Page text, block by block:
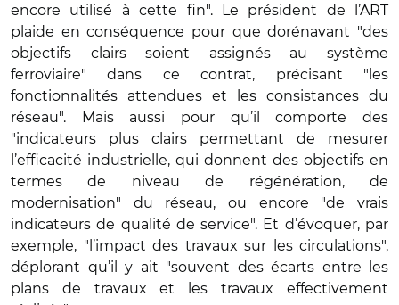
encore utilisé à cette fin". Le président de l’ART
plaide en conséquence pour que dorénavant "des
objectifs clairs soient assignés au système
ferroviaire" dans ce contrat, précisant "les
fonctionnalités attendues et les consistances du
réseau". Mais aussi pour qu’il comporte des
"indicateurs plus clairs permettant de mesurer
l’efficacité industrielle, qui donnent des objectifs en
termes de niveau de régénération, de
modernisation" du réseau, ou encore "de vrais
indicateurs de qualité de service". Et d’évoquer, par
exemple, "l’impact des travaux sur les circulations",
déplorant qu’il y ait "souvent des écarts entre les
plans de travaux et les travaux effectivement